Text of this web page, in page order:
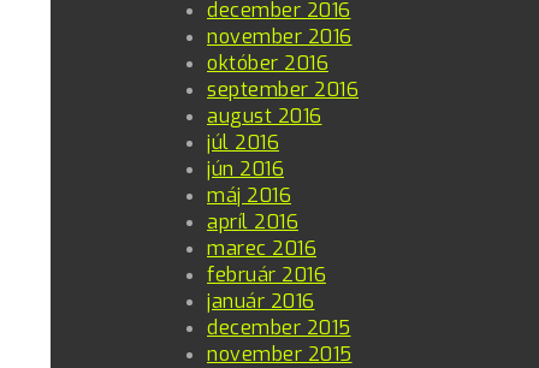
december 2016
november 2016
október 2016
september 2016
august 2016
júl 2016
jún 2016
máj 2016
apríl 2016
marec 2016
február 2016
január 2016
december 2015
november 2015